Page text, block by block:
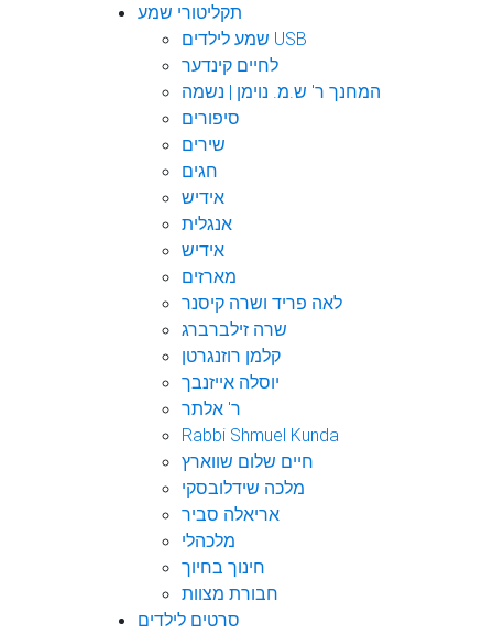
תקליטורי שמע
שמע לילדים USB
לחיים קינדער
המחנך ר' ש.מ. נוימן | נשמה
סיפורים
שירים
חגים
אידיש
אנגלית
אידיש
מארזים
לאה פריד ושרה קיסנר
שרה זילברברג
קלמן רוזנגרטן
יוסלה אייזנבך
ר' אלתר
Rabbi Shmuel Kunda
חיים שלום שווארץ
מלכה שידלובסקי
אריאלה סביר
מלכהלי
חינוך בחיוך
חבורת מצוות
סרטים לילדים